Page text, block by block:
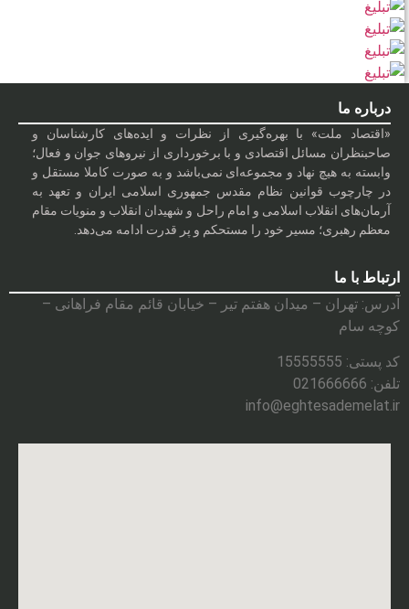
درباره ما
«اقتصاد ملت» با بهره‌گیری از نظرات و ایده‌های کارشناسان و
صاحبنظران مسائل اقتصادی و با برخورداری از نیروهای جوان و فعال؛
وابسته به هیچ نهاد و مجموعه‌ای نمی‌‌باشد و به صورت کاملا مستقل و
در چارچوب قوانین نظام مقدس جمهوری اسلامی ایران و تعهد به
آرمان‌های انقلاب اسلامی و امام راحل و شهیدان انقلاب و منویات مقام
معظم رهبری؛ مسیر خود را مستحکم و پر قدرت ادامه می‌دهد.
ارتباط با ما
آدرس: تهران – میدان هفتم تیر – خیابان قائم مقام فراهانی –
کوچه سام
کد پستی: 15555555
تلفن: 021666666
info@eghtesademelat.ir